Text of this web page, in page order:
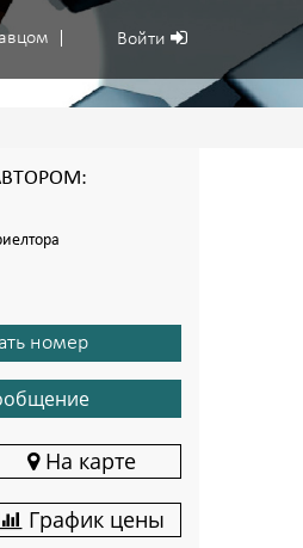
Войти
номер
На карте
График цены